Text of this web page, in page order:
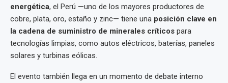
energética, el Perú —uno de los mayores productores de
cobre, plata, oro, estaño y zinc— tiene una posición clave en
la cadena de suministro de minerales críticos para
tecnologías limpias, como autos eléctricos, baterías, paneles
solares y turbinas eólicas.
El evento también llega en un momento de debate interno